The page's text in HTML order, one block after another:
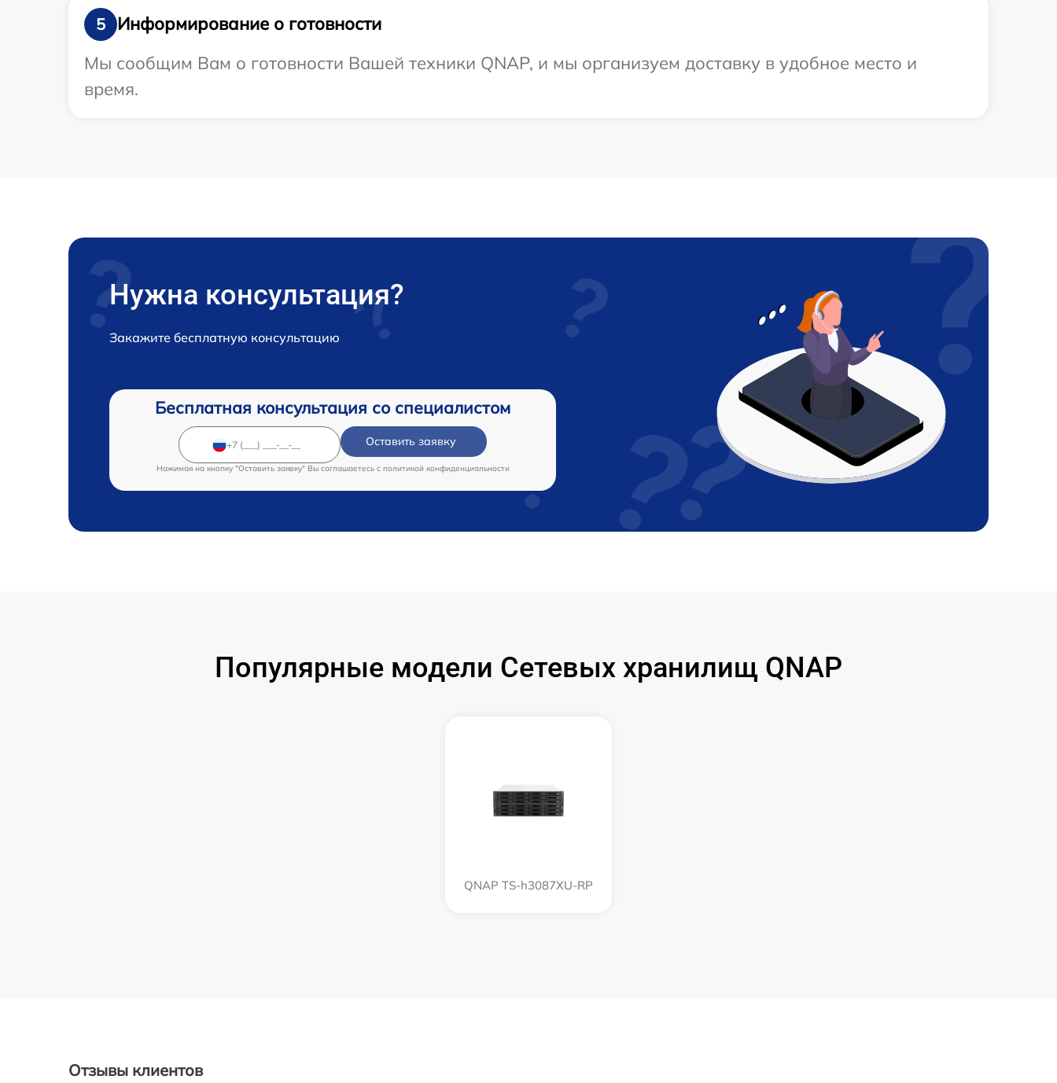
5
Информирование о готовности
Мы сообщим Вам о готовности Вашей техники QNAP, и мы организуем доставку в удобное место и
время.
Нужна консультация?
Закажите бесплатную консультацию
Бесплатная консультация со специалистом
Оставить заявку
Нажимая на кнопку "Оставить заявку" Вы соглашаетесь c политикой конфиденциальности
Популярные модели Сетевых хранилищ QNAP
QNAP TS-h3087XU-RP
Отзывы клиентов